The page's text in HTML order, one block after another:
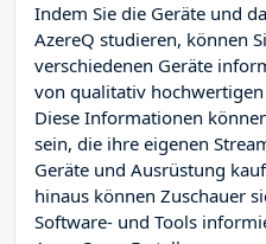
Indem Sie die Geräte und
AzereQ studieren, können
verschiedenen Geräte
von qualitativ
Diese Informationen
sein, die ihre eigenen
Geräte und Ausrüstung
hinaus können Zuschauer
Software- und Tools